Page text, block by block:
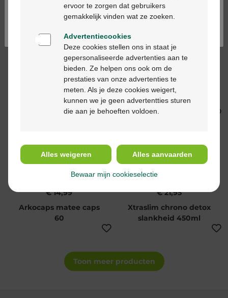
€ 14,28
Arkocaps guarana bio
caps 40
€ 7,90
Elimin Intense Citroen
24st
€ 14,99
Arkocaps matee caps
60
€ 21,95
Xtraslim chrono detox
slankheid 450ml
Toon meer producten
Continuez en français
ervoor te zorgen dat gebruikers
gemakkelijk vinden wat ze zoeken.
Advertentiecookies
Deze cookies stellen ons in staat je
gepersonaliseerde advertenties aan te
bieden. Ze helpen ons ook om de
prestaties van onze advertenties te
meten. Als je deze cookies weigert,
kunnen we je geen advertentties sturen
die aan je behoeften voldoen.
Alles weigeren Alles aanvaarden
Bewaar mijn cookieselectie